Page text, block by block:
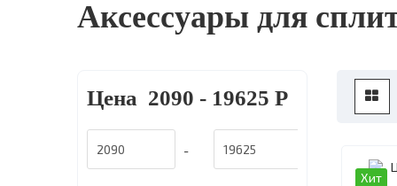
Аксессуары для
Цена 2090 - 19625 Р
-
Хит